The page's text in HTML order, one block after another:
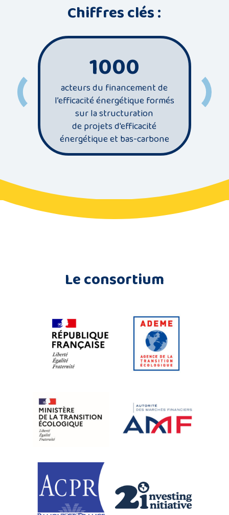
Chiffres clés :
1000
acteurs du financement de
l’efficacité énergétique formés
sur la structuration
de projets d'efficacité
énergétique et bas-carbone
Le consortium